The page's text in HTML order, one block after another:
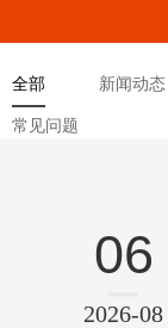
全部 新闻动态
常见问题
06
2026-08